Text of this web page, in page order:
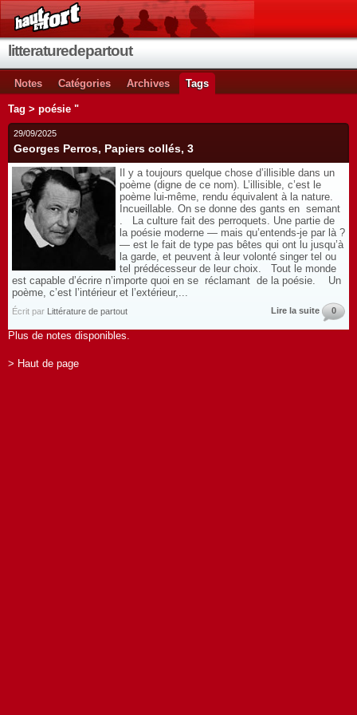
litteraturedepartout
Notes Catégories Archives Tags
Tag > poésie "
29/09/2025
Georges Perros, Papiers collés, 3
Il y a toujours quelque chose d’illisible dans un
poème (digne de ce nom). L’illisible, c’est le
poème lui-même, rendu équivalent à la nature.
Incueillable. On se donne des gants en semant
. La culture fait des perroquets. Une partie de
la poésie moderne — mais qu’entends-je par là ?
— est le fait de type pas bêtes qui ont lu jusqu’à
la garde, et peuvent à leur volonté singer tel ou
tel prédécesseur de leur choix. Tout le monde
est capable d’écrire n’importe quoi en se réclamant de la poésie. Un
poème, c’est l’intérieur et l’extérieur,...
Écrit par Littérature de partout Lire la suite 0
Plus de notes disponibles.
> Haut de page